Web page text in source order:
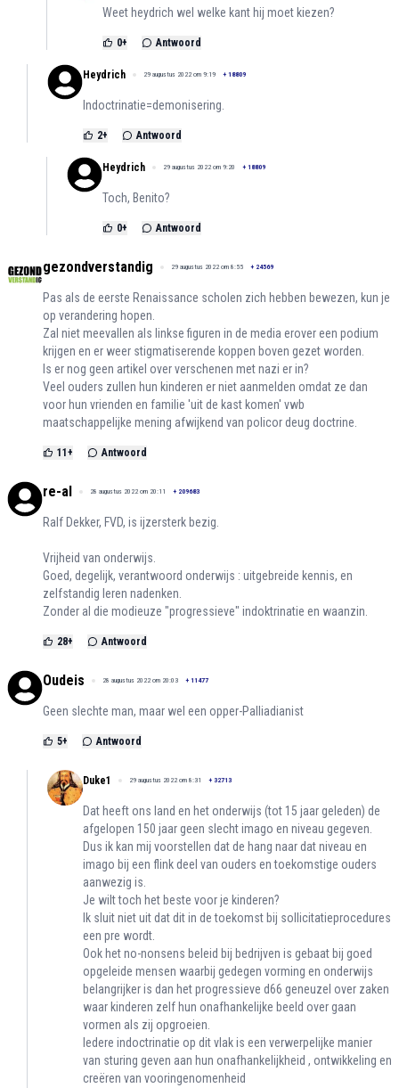
Weet heydrich wel welke kant hij moet kiezen?
0+ Antwoord
Heydrich 29 augustus 2022 om 9:19 + 18809
Indoctrinatie=demonisering.
2+ Antwoord
Heydrich 29 augustus 2022 om 9:20 + 18809
Toch, Benito?
0+ Antwoord
gezondverstandig 29 augustus 2022 om 8:55 + 24569
Pas als de eerste Renaissance scholen zich hebben bewezen, kun je
op verandering hopen.
Zal niet meevallen als linkse figuren in de media erover een podium
krijgen en er weer stigmatiserende koppen boven gezet worden.
Is er nog geen artikel over verschenen met nazi er in?
Veel ouders zullen hun kinderen er niet aanmelden omdat ze dan
voor hun vrienden en familie 'uit de kast komen' vwb
maatschappelijke mening afwijkend van policor deug doctrine.
11 + Antwoord
re-al 28 augustus 2022 om 20:11 + 209683
Ralf Dekker, FVD, is ijzersterk bezig.
Vrijheid van onderwijs.
Goed, degelijk, verantwoord onderwijs : uitgebreide kennis, en
zelfstandig leren nadenken.
Zonder al die modieuze "progressieve" indoktrinatie en waanzin.
28+ Antwoord
Oudeis 28 augustus 2022 om 20:03 + 11477
Geen slechte man, maar wel een opper-Palliadianist
5+ Antwoord
Duke1 29 augustus 2022 om 8:31 + 32713
Dat heeft ons land en het onderwijs (tot 15 jaar geleden) de
afgelopen 150 jaar geen slecht imago en niveau gegeven.
Dus ik kan mij voorstellen dat de hang naar dat niveau en
imago bij een flink deel van ouders en toekomstige ouders
aanwezig is.
Je wilt toch het beste voor je kinderen?
Ik sluit niet uit dat dit in de toekomst bij sollicitatieprocedures
een pre wordt.
Ook het no-nonsens beleid bij bedrijven is gebaat bij goed
opgeleide mensen waarbij gedegen vorming en onderwijs
belangrijker is dan het progressieve d66 geneuzel over zaken
waar kinderen zelf hun onafhankelijke beeld over gaan
vormen als zij opgroeien.
Iedere indoctrinatie op dit vlak is een verwerpelijke manier
van sturing geven aan hun onafhankelijkheid , ontwikkeling en
creëren van vooringenomenheid